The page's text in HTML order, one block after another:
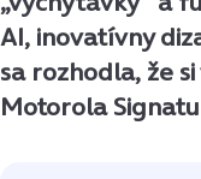
AI, inovatívny
sa rozhodla, že
Motorola